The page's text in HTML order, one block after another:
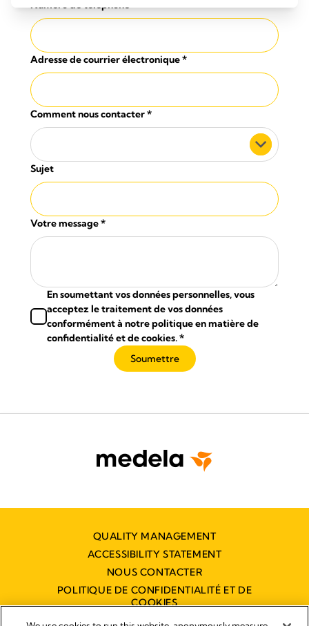
Numéro de téléphone
Adresse de courrier électronique*
Comment nous contacter*
Sujet
Votre message*
En soumettant vos données personnelles, vous
acceptez le traitement de vos données
conformément à notre politique en matière de
confidentialité et de cookies.*
Soumettre
QUALITY MANAGEMENT
ACCESSIBILITY STATEMENT
NOUS CONTACTER
POLITIQUE DE CONFIDENTIALITÉ ET DE
COOKIES
DÉCLARATION D'ACCESSIBILITÉ